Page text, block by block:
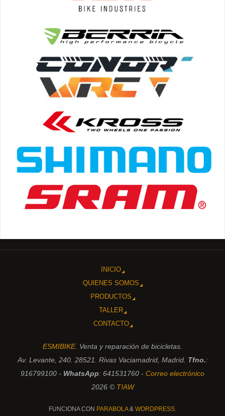
INICIO
QUIENES SOMOS
PRODUCTOS
TALLER
CONTACTO
ESMIBIKE. Venta y reparación de bicicletas.
Av. Levante, 240. 28521. Rivas Vaciamadrid, Madrid. Tfno.:
916799100 - WhatsApp: 641531760 - Correo electrónico
2026 © T!AW
FUNCIONA CON PARABOLA& WORDPRESS.